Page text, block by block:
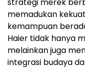
memadukan
kemampuan
Haier tidak hanya
melainkan juga
integrasi budaya